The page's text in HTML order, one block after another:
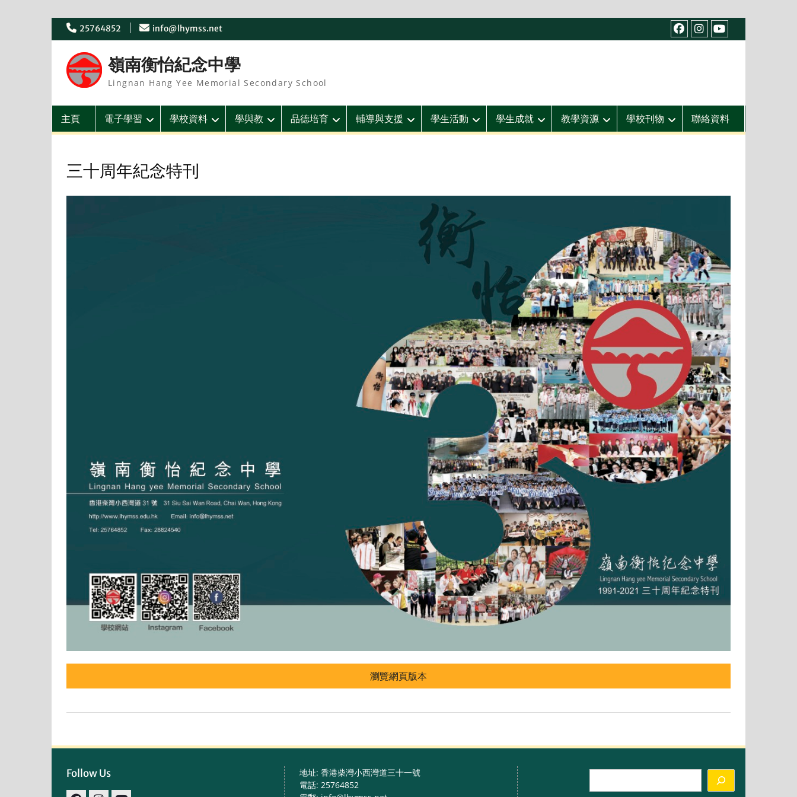
Skip
25764852
info@lhymss.net
facebook
IG youtube
嶺南衡怡紀念中學
Lingnan Hang Yee Memorial Secondary School
主頁 電子學習 學校資料 學與教 品德培育 輔導與支援 學生活動 學生成就 教學資源 學校刊物 聯絡資料
三十周年紀念特刊
瀏覽網頁版本
Follow Us
地址: 香港柴灣小西灣道三十一號
電話: 25764852